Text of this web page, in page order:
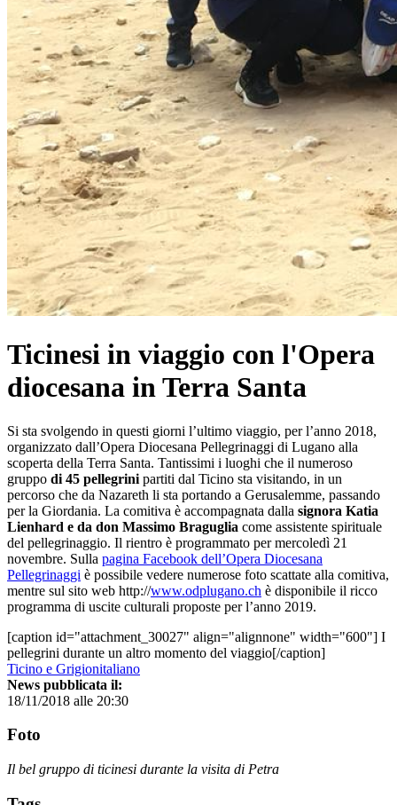
Ticinesi in viaggio con l'Opera
diocesana in Terra Santa
Si sta svolgendo in questi giorni l’ultimo viaggio, per l’anno 2018,
organizzato dall’Opera Diocesana Pellegrinaggi di Lugano alla
scoperta della Terra Santa. Tantissimi i luoghi che il numeroso
gruppo di 45 pellegrini partiti dal Ticino sta visitando, in un
percorso che da Nazareth li sta portando a Gerusalemme, passando
per la Giordania. La comitiva è accompagnata dalla signora Katia
Lienhard e da don Massimo Braguglia come assistente spirituale
del pellegrinaggio. Il rientro è programmato per mercoledì 21
novembre. Sulla pagina Facebook dell’Opera Diocesana
Pellegrinaggi è possibile vedere numerose foto scattate alla comitiva,
mentre sul sito web http://www.odplugano.ch è disponibile il ricco
programma di uscite culturali proposte per l’anno 2019.
[caption id="attachment_30027" align="alignnone" width="600"] I
pellegrini durante un altro momento del viaggio[/caption]
Ticino e Grigionitaliano
News pubblicata il:
18/11/2018 alle 20:30
Foto
Il bel gruppo di ticinesi durante la visita di Petra